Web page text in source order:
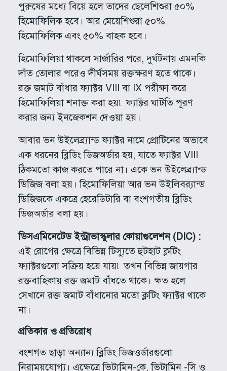
পুরুষের মধ্যে বিয়ে হলে তাদের ছেলেশিশুরা ৫০%
হিমোফিলিক হবে। আর মেয়েশিশুরা ৫০%
হিমোফিলিক এবং ৫০% বাহক হবে।
হিমোফিলিয়া থাকলে সার্জারির পরে, দুর্ঘটনায় এমনকি
দাঁত তোলার পরেও দীর্ঘসময় রক্তক্ষরণ হতে থাকে।
রক্ত জমাট বাঁধার ফ্যাক্টর VIII বা IX পরীক্ষা করে
হিমোফিলিয়া শনাক্ত করা হয়৷ ফ্যাক্টর ঘাটতি পূরণ
করার জন্য ইনজেকশন দেওয়া হয়।
আবার ভন উইলেব্র্যান্ড ফ্যাক্টর নামে প্রোটিনের অভাবে
এক ধরনের ব্লিডিং ডিজঅর্ডার হয়, যাতে ফ্যাক্টর VIII
ঠিকমতো কাজ করতে পারে না। একে ভন উইলেব্র্যান্ড
ডিজিজ বলা হয়। হিমোফিলিয়া আর ভন উইলিব্র‍্যান্ড
ডিজিজকে একত্রে হেরেডিটারি বা বংশগতীয় ব্লিডিং
ডিজঅর্ডার বলা হয়।
ডিসএমিনেটেড ইন্ট্রাভাস্কুলার কোয়াগুলেশন (DIC) :
এই রোগের ক্ষেত্রে বিভিন্ন টিস্যুতে হুটহাট ক্লটিং
ফ্যাক্টরগুলো সক্রিয় হয়ে যায়৷ তখন বিভিন্ন জায়গার
রক্তবাহিকায় রক্ত জমাট বাঁধতে থাকে। ক্ষত হলে
সেখানে রক্ত জমাট বাঁধানোর মতো ক্লটিং ফ্যাক্টর থাকে
না।
প্রতিকার ও প্রতিরোধ
বংশগত ছাড়া অন্যান্য ব্লিডিং ডিজওর্ডারগুলো
নিরাময়যোগ্য। এক্ষেত্রে ভিটামিন-কে, ভিটামিন -সি ও